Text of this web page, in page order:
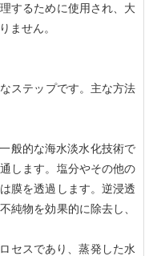
するために使用され、大
ません。
ステップです。主な方法
般的な海水淡水化技術で
します。塩分やその他の
膜を透過します。逆浸透
純物を効果的に除去し、
セスであり、蒸発した水